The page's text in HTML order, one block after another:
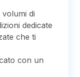
di
dedicate
che ti
con un